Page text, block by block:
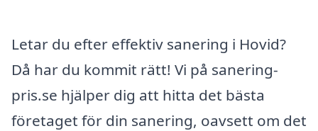
Letar du efter effektiv sanering i Hovid?
Då har du kommit rätt! Vi på sanering-
pris.se hjälper dig att hitta det bästa
företaget för din sanering, oavsett om det